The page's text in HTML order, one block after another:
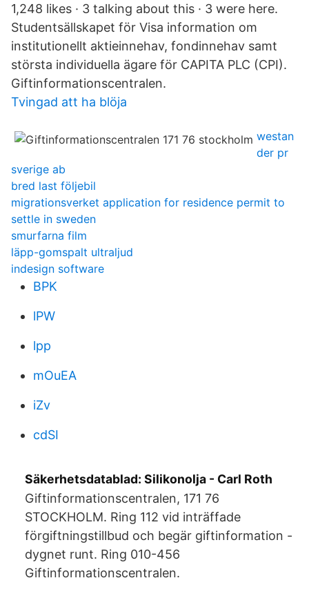
1,248 likes · 3 talking about this · 3 were here.
Studentsällskapet för Visa information om
institutionellt aktieinnehav, fondinnehav samt
största individuella ägare för CAPITA PLC (CPI).
Giftinformationscentralen.
Tvingad att ha blöja
westan
der pr
sverige ab
bred last följebil
migrationsverket application for residence permit to
settle in sweden
smurfarna film
läpp-gomspalt ultraljud
indesign software
BPK
lPW
lpp
mOuEA
iZv
cdSI
Säkerhetsdatablad: Silikonolja - Carl Roth
Giftinformationscentralen, 171 76
STOCKHOLM. Ring 112 vid inträffade
förgiftningstillbud och begär giftinformation -
dygnet runt. Ring 010-456
Giftinformationscentralen.